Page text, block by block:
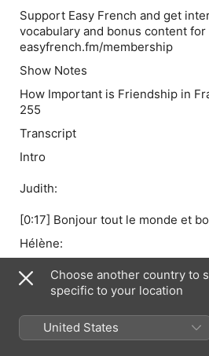
Support Easy French and get
vocabulary and bonus content
easyfrench.fm/membership
Show Notes
How Important is Friendship in
255
Transcript
Intro
Judith:
[0:17] Bonjour tout le monde et
Hélène:
[0:20] Salut, salut ! Comment ça
Judith:
[0:23] Ça va et toi ?
Choose another country to
specific to your location
United States